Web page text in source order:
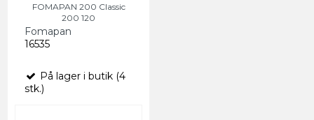
FOMAPAN 200 Classic
200 120
Fomapan
16535
På lager i butik (4
stk.)